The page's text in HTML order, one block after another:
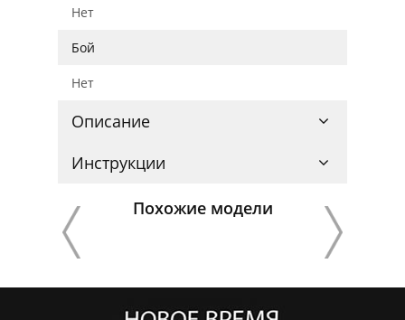
Нет
Бой
Нет
Описание
Инструкции
Похожие модели